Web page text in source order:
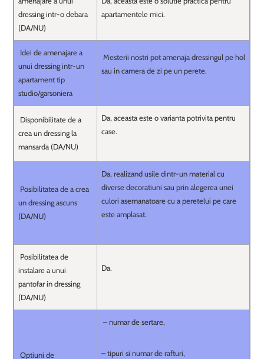
dressing intr-o debara
(DA/NU)
apartamentele mici.
Idei de amenajare a
unui dressing intr-un
apartament tip
studio/garsoniera
Mesterii nostri pot amenaja dressingul pe hol
sau in camera de zi pe un perete.
Disponibilitate de a
crea un dressing la
mansarda (DA/NU)
Da, aceasta este o varianta potrivita pentru
case.
Posibilitatea de a crea
un dressing ascuns
(DA/NU)
Da, realizand usile dintr-un material cu
diverse decoratiuni sau prin alegerea unei
culori asemanatoare cu a peretelui pe care
este amplasat.
Posibilitatea de
instalare a unui
pantofar in dressing
(DA/NU)
Da.
Optiuni de
– numar de sertare,
– tipuri si numar de rafturi,